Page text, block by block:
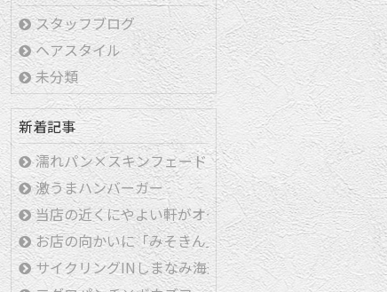
スタッフブログ
ヘアスタイル
未分類
新着記事
濡れパン×スキンフェード
激うまハンバーガー
当店の近くにやよい軒がオープンしました！
お店の向かいに「みそきん」ができます！
サイクリングINしまなみ海道